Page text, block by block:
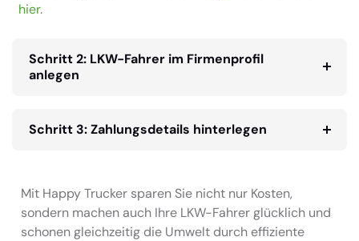
hier.
Schritt 2: LKW-Fahrer im Firmenprofil
anlegen
Schritt 3: Zahlungsdetails hinterlegen
Mit Happy Trucker sparen Sie nicht nur Kosten,
sondern machen auch Ihre LKW-Fahrer glücklich und
schonen gleichzeitig die Umwelt durch effiziente